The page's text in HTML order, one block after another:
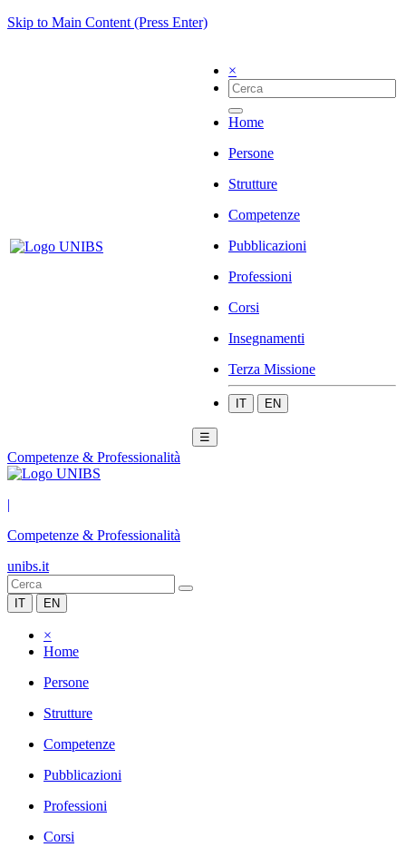
Skip to Main Content (Press Enter)
×
Home
Persone
Strutture
Competenze
Pubblicazioni
Professioni
Corsi
Insegnamenti
Terza Missione
IT EN
☰
Competenze & Professionalità
|
Competenze & Professionalità
unibs.it
IT EN
×
Home
Persone
Strutture
Competenze
Pubblicazioni
Professioni
Corsi